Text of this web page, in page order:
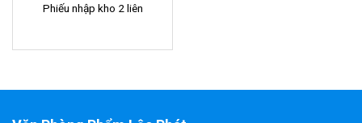
Phiếu nhập kho 2 liên